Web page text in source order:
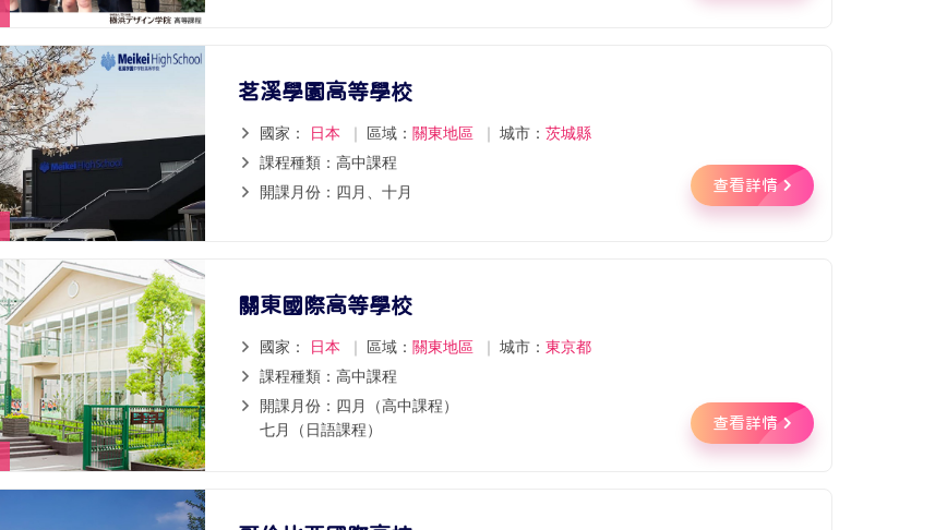
茗溪學園高等學校
國家： 日本 ｜ 區域： 關東地區 ｜ 城市： 茨城縣
課程種類：高中課程
開課月份：四月、十月
查看詳情
關東國際高等學校
國家： 日本 ｜ 區域： 關東地區 ｜ 城市： 東京都
課程種類：高中課程
開課月份：四月（高中課程）
七月（日語課程）
查看詳情